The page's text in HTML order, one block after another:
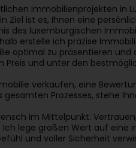
Immobilienprojekten in
Ziel ist es, Ihnen eine
des luxemburgischen
erstelle ich präzise
optimal zu präsentieren und
und unter den
verkaufen, eine
Prozesses, stehe
im Mittelpunkt.
lege großen Wert auf eine
und voller Sicherheit